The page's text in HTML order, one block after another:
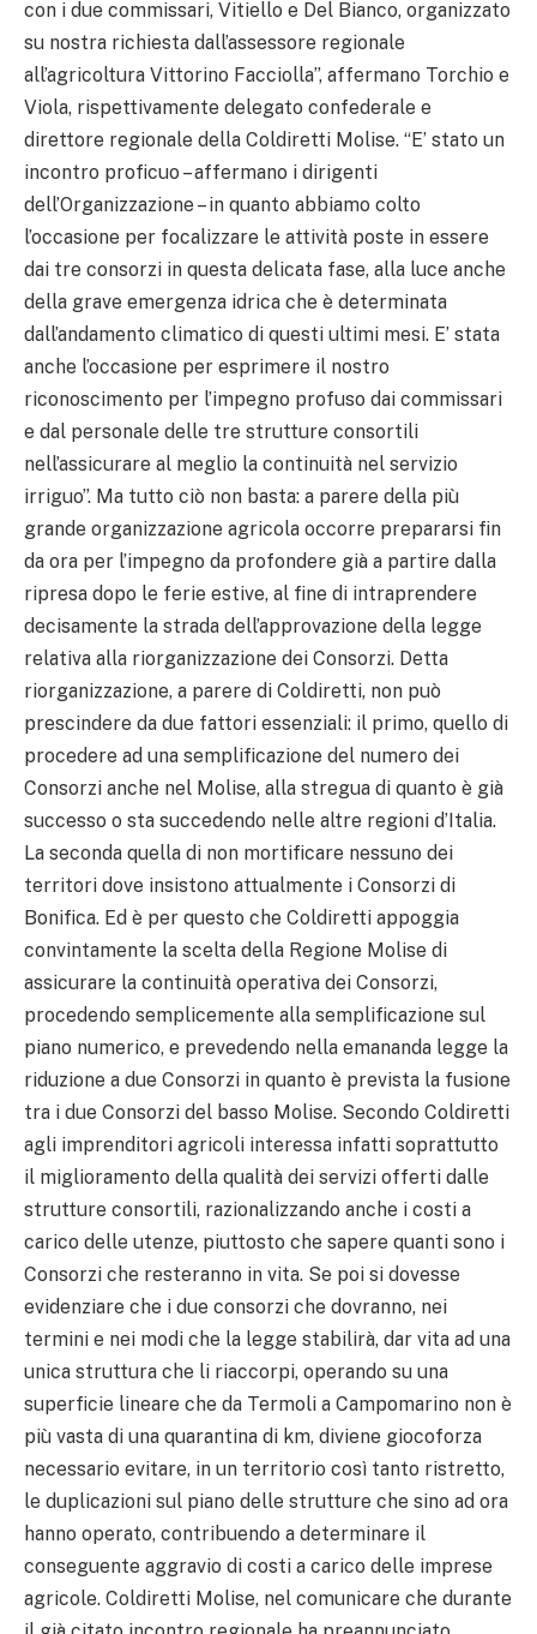
con i due commissari, Vitiello e Del Bianco, organizzato
su nostra richiesta dall’assessore regionale
all’agricoltura Vittorino Facciolla”, affermano Torchio e
Viola, rispettivamente delegato confederale e
direttore regionale della Coldiretti Molise. “E’ stato un
incontro proficuo – affermano i dirigenti
dell’Organizzazione – in quanto abbiamo colto
l’occasione per focalizzare le attività poste in essere
dai tre consorzi in questa delicata fase, alla luce anche
della grave emergenza idrica che è determinata
dall’andamento climatico di questi ultimi mesi. E’ stata
anche l’occasione per esprimere il nostro
riconoscimento per l’impegno profuso dai commissari
e dal personale delle tre strutture consortili
nell’assicurare al meglio la continuità nel servizio
irriguo”. Ma tutto ciò non basta: a parere della più
grande organizzazione agricola occorre prepararsi fin
da ora per l’impegno da profondere già a partire dalla
ripresa dopo le ferie estive, al fine di intraprendere
decisamente la strada dell’approvazione della legge
relativa alla riorganizzazione dei Consorzi. Detta
riorganizzazione, a parere di Coldiretti, non può
prescindere da due fattori essenziali: il primo, quello di
procedere ad una semplificazione del numero dei
Consorzi anche nel Molise, alla stregua di quanto è già
successo o sta succedendo nelle altre regioni d’Italia.
La seconda quella di non mortificare nessuno dei
territori dove insistono attualmente i Consorzi di
Bonifica. Ed è per questo che Coldiretti appoggia
convintamente la scelta della Regione Molise di
assicurare la continuità operativa dei Consorzi,
procedendo semplicemente alla semplificazione sul
piano numerico, e prevedendo nella emananda legge la
riduzione a due Consorzi in quanto è prevista la fusione
tra i due Consorzi del basso Molise. Secondo Coldiretti
agli imprenditori agricoli interessa infatti soprattutto
il miglioramento della qualità dei servizi offerti dalle
strutture consortili, razionalizzando anche i costi a
carico delle utenze, piuttosto che sapere quanti sono i
Consorzi che resteranno in vita. Se poi si dovesse
evidenziare che i due consorzi che dovranno, nei
termini e nei modi che la legge stabilirà, dar vita ad una
unica struttura che li riaccorpi, operando su una
superficie lineare che da Termoli a Campomarino non è
più vasta di una quarantina di km, diviene giocoforza
necessario evitare, in un territorio così tanto ristretto,
le duplicazioni sul piano delle strutture che sino ad ora
hanno operato, contribuendo a determinare il
conseguente aggravio di costi a carico delle imprese
agricole. Coldiretti Molise, nel comunicare che durante